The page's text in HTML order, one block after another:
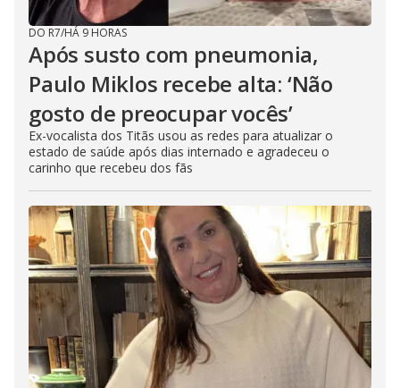
DO R7/HÁ 9 HORAS
Após susto com pneumonia,
Paulo Miklos recebe alta: ‘Não
gosto de preocupar vocês’
Ex-vocalista dos Titãs usou as redes para atualizar o
estado de saúde após dias internado e agradeceu o
carinho que recebeu dos fãs